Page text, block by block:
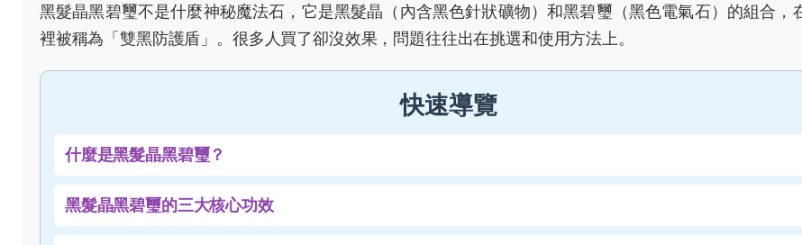
黑髮晶黑碧璽不是什麼神秘魔法石，它是黑髮晶（內含黑色針狀礦物）和黑碧璽（黑色電氣石）的組合，
裡被稱為「雙黑防護盾」。很多人買了卻沒效果，問題往往出在挑選和使用方法上。
快速導覽
什麼是黑髮晶黑碧璽？
黑髮晶黑碧璽的三大核心功效